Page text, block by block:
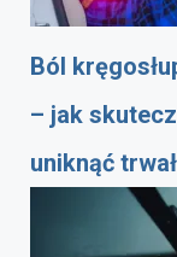
Ból
– jak
uniknąć